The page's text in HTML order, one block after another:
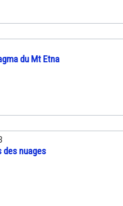
du Mt Etna
des nuages